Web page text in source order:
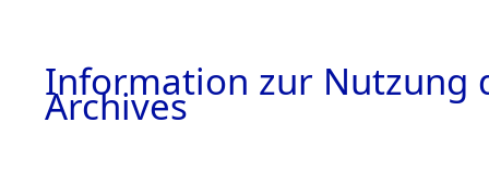
Information zur Nutzung
Archives